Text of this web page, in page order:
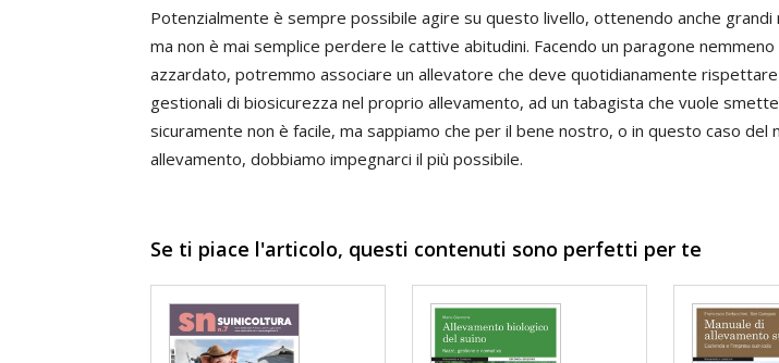
Potenzialmente è sempre possibile agire su questo livello, ottenendo anche grandi
ma non è mai semplice perdere le cattive abitudini. Facendo un paragone
azzardato, potremmo associare un allevatore che deve quotidianamente
gestionali di biosicurezza nel proprio allevamento, ad un tabagista che vuole
sicuramente non è facile, ma sappiamo che per il bene nostro, o in questo caso del
allevamento, dobbiamo impegnarci il più possibile.
Se ti piace l'articolo, questi contenuti sono perfetti per te